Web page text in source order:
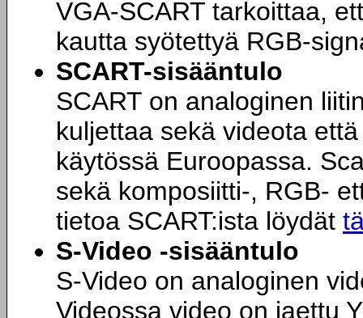
VGA-SCART tarkoittaa,
kautta syötettyä RGB-
SCART-sisääntulo
SCART on analoginen
kuljettaa sekä videota
käytössä Euroopassa.
sekä komposiitti-, RGB-
tietoa SCART:ista löydät
S-Video -sisääntulo
S-Video on analoginen
Videossa video on jaettu